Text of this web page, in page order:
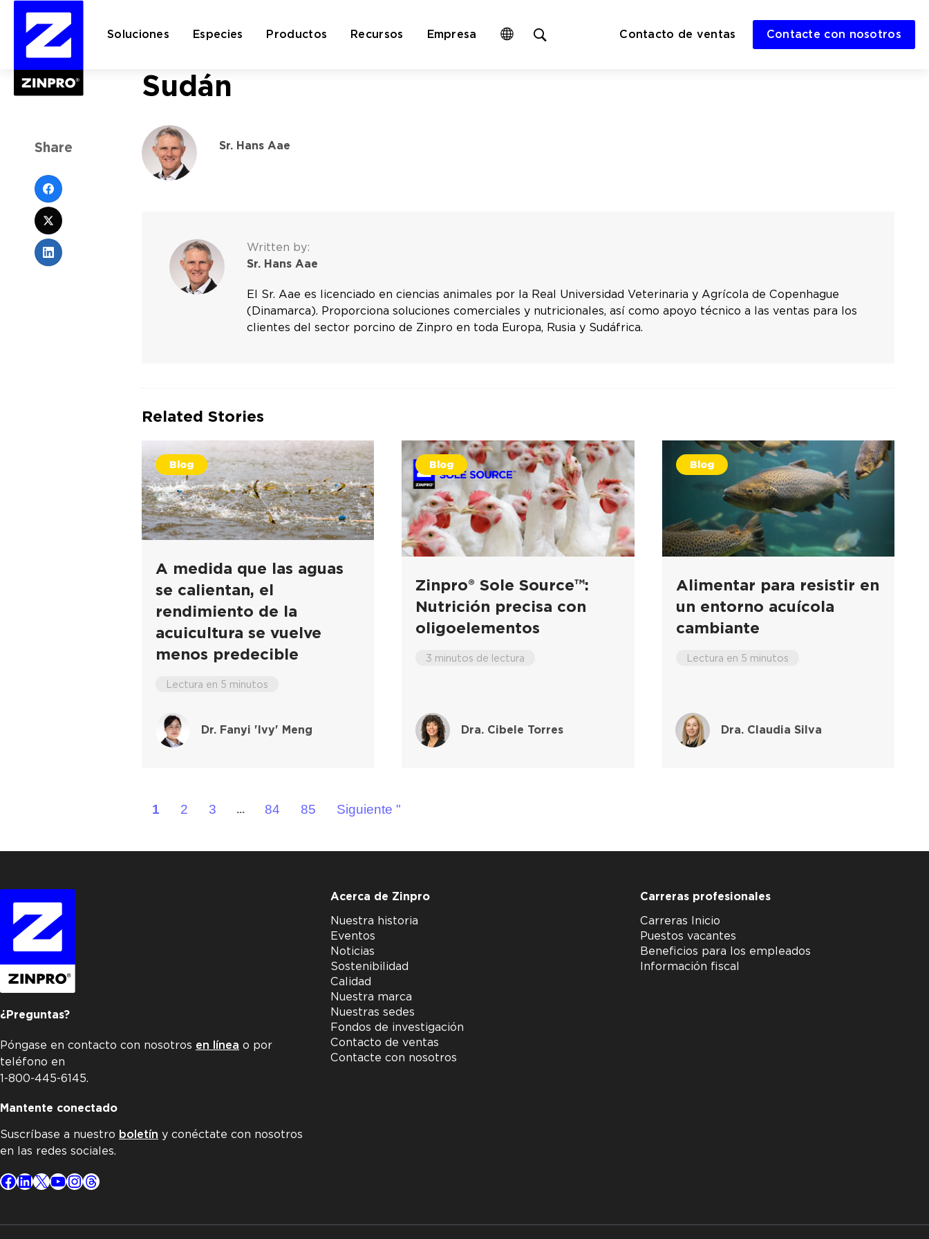
Soluciones Especies Productos Recursos Empresa Contacto de ventas Contacte con nosotros
Sudán
Sr. Hans Aae
Written by:
Sr. Hans Aae
El Sr. Aae es licenciado en ciencias animales por la Real Universidad Veterinaria y Agrícola de Copenhague
(Dinamarca). Proporciona soluciones comerciales y nutricionales, así como apoyo técnico a las ventas para los
clientes del sector porcino de Zinpro en toda Europa, Rusia y Sudáfrica.
Related Stories
Blog
A medida que las aguas
se calientan, el
rendimiento de la
acuicultura se vuelve
menos predecible
Lectura en 5 minutos
Dr. Fanyi 'Ivy' Meng
Blog
Zinpro® Sole Source™:
Nutrición precisa con
oligoelementos
3 minutos de lectura
Dra. Cibele Torres
Blog
Alimentar para resistir en
un entorno acuícola
cambiante
Lectura en 5 minutos
Dra. Claudia Silva
1 2 3 ... 84 85 Siguiente "
Share
¿Preguntas?
Póngase en contacto con nosotros en línea o por
teléfono en
1-800-445-6145.
Mantente conectado
Suscríbase a nuestro boletín y conéctate con nosotros
en las redes sociales.
Facebook
LinkedIn
X YouTube
Instagram
Threads
Acerca de Zinpro
Nuestra historia
Eventos
Noticias
Sostenibilidad
Calidad
Nuestra marca
Nuestras sedes
Fondos de investigación
Contacto de ventas
Contacte con nosotros
Carreras profesionales
Carreras Inicio
Puestos vacantes
Beneficios para los empleados
Información fiscal